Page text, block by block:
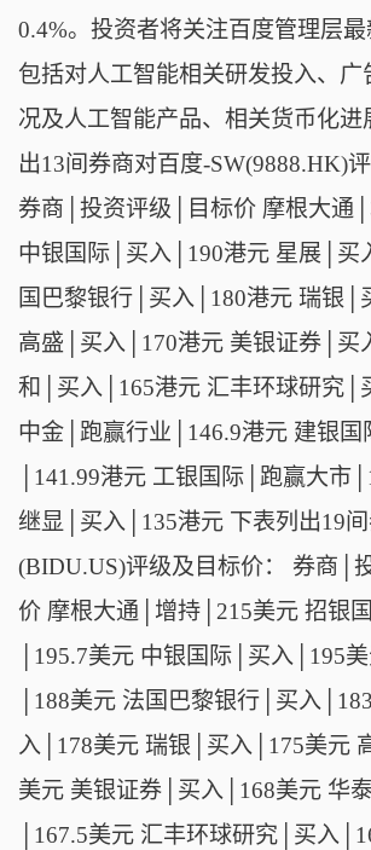
0.4%。投资者将关注百度管理层最
包括对人工智能相关研发投入、广
况及人工智能产品、相关货币化进
出13间券商对百度-SW(9888.HK)
券商│投资评级│目标价 摩根大通
中银国际│买入│190港元 星展│买
国巴黎银行│买入│180港元 瑞银│
高盛│买入│170港元 美银证券│买
和│买入│165港元 汇丰环球研究│
中金│跑赢行业│146.9港元 建银
│141.99港元 工银国际│跑赢大市
继显│买入│135港元 下表列出19
(BIDU.US)评级及目标价： 券商│
价 摩根大通│增持│215美元 招银
│195.7美元 中银国际│买入│195
│188美元 法国巴黎银行│买入
入│178美元 瑞银│买入│175美元
美元 美银证券│买入│168美元 华
│167.5美元 汇丰环球研究│买入